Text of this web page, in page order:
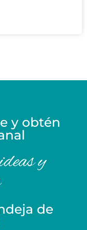
y obtén
y
de